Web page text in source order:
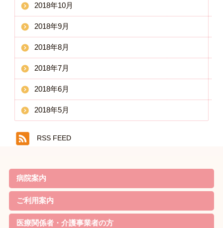
2018年10月
2018年9月
2018年8月
2018年7月
2018年6月
2018年5月
RSS FEED
病院案内
院長ごあいさつ
基本理念・基本方針
患者様の権利と責務・子ども憲章
病院機能評価の認定
概要・沿革
当院の特徴
診療案内
病院実績
職員体制・部門紹介
対象疾患
ご利用案内
リハビリのご案内
外来について
家族教室
定期便
入院について
お見舞いの方
院内無料Wi-Fi利用規約
医療関係者・介護事業者の方